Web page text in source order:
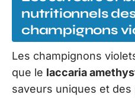
nutritionnels
champignons
Les champignons
que le laccaria
saveurs uniques et des